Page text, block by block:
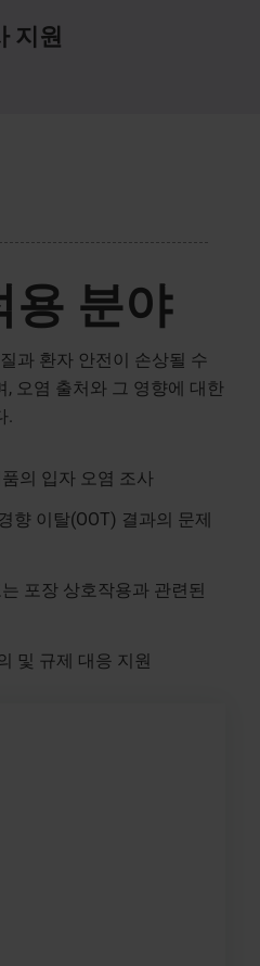
지원
용 분야
과 환자 안전이 손상될 수
오염 출처와 그 영향에 대한
.
의 입자 오염 조사
향 이탈(OOT) 결과의 문제
포장 상호작용과 관련된
및 규제 대응 지원